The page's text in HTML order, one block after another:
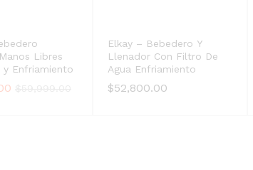
Libres
y Enfriamiento
Elkay – Bebedero Y
Llenador Con Filtro De
Agua Enfriamiento
$52,800.00
$52,800.00